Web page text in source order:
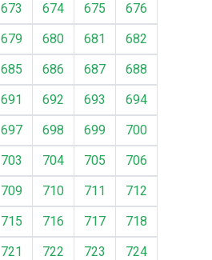
673 674 675
676
679 680 681
682
685 686 687
688
691 692 693
694
697 698 699
700
703 704 705
706
709 710 711
712
715 716 717
718
721 722 723
724